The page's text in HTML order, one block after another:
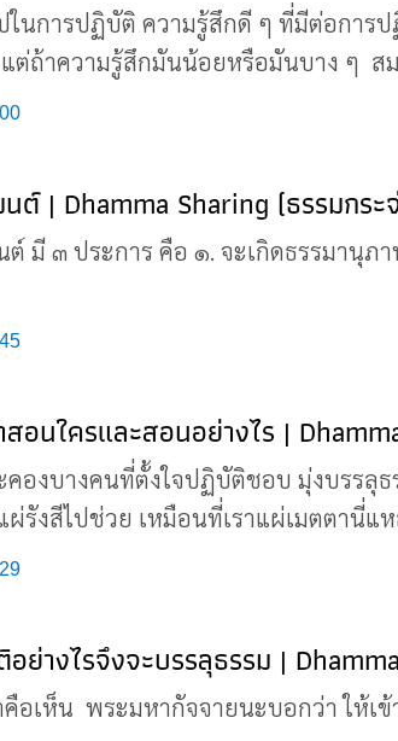
ในการปฏิบัติ ความรู้สึกดี ๆ ที่มีต่อกา
ต่ถ้าความรู้สึกมันน้อยหรือมันบาง ๆ ส
ต์ | Dhamma Sharing (ธรรมกระ
มี ๓ ประการ คือ ๑. จะเกิดธรรมานุ
อนใครและสอนอย่างไร |
องบางคนที่ตั้งใจปฏิบัติชอบ มุ่งบรรลุ
รังสีไปช่วย เหมือนที่เราแผ่เมตตานี่แ
างไรจึงจะบรรลุธรรม |
อเห็น พระมหากัจจายนะบอกว่า ให้เ